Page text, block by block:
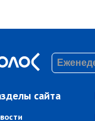
сайта